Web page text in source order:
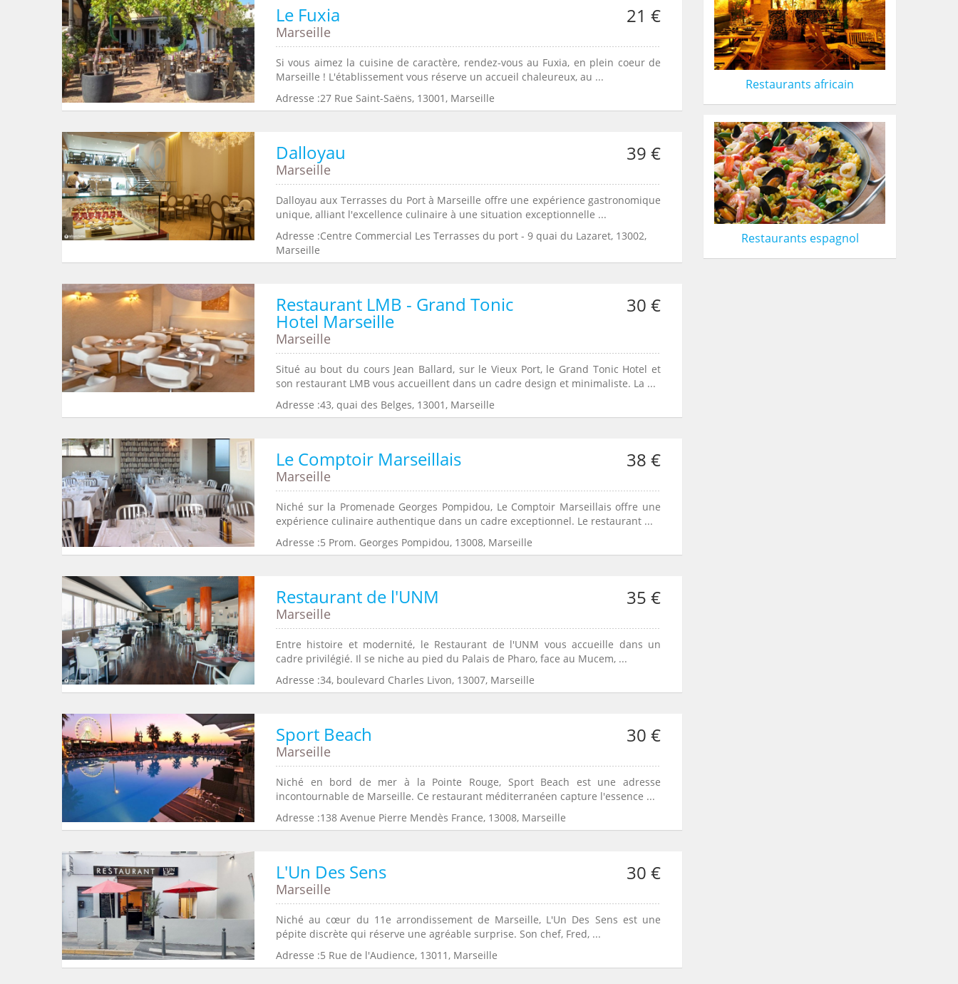
Le Fuxia 21 €
Marseille
Si vous aimez la cuisine de caractère, rendez-vous au Fuxia, en plein coeur de
Marseille ! L'établissement vous réserve un accueil chaleureux, au ...
Adresse :27 Rue Saint-Saëns, 13001, Marseille
Dalloyau 39 €
Marseille
Dalloyau aux Terrasses du Port à Marseille offre une expérience gastronomique
unique, alliant l'excellence culinaire à une situation exceptionnelle ...
Adresse :Centre Commercial Les Terrasses du port - 9 quai du Lazaret, 13002,
Marseille
Restaurant LMB - Grand Tonic
Hotel Marseille
30 €
Marseille
Situé au bout du cours Jean Ballard, sur le Vieux Port, le Grand Tonic Hotel et
son restaurant LMB vous accueillent dans un cadre design et minimaliste. La ...
Adresse :43, quai des Belges, 13001, Marseille
Le Comptoir Marseillais 38 €
Marseille
Niché sur la Promenade Georges Pompidou, Le Comptoir Marseillais offre une
expérience culinaire authentique dans un cadre exceptionnel. Le restaurant ...
Adresse :5 Prom. Georges Pompidou, 13008, Marseille
Restaurant de l'UNM 35 €
Marseille
Entre histoire et modernité, le Restaurant de l'UNM vous accueille dans un
cadre privilégié. Il se niche au pied du Palais de Pharo, face au Mucem, ...
Adresse :34, boulevard Charles Livon, 13007, Marseille
Sport Beach 30 €
Marseille
Niché en bord de mer à la Pointe Rouge, Sport Beach est une adresse
incontournable de Marseille. Ce restaurant méditerranéen capture l'essence ...
Adresse :138 Avenue Pierre Mendès France, 13008, Marseille
L'Un Des Sens 30 €
Marseille
Niché au cœur du 11e arrondissement de Marseille, L'Un Des Sens est une
pépite discrète qui réserve une agréable surprise. Son chef, Fred, ...
Adresse :5 Rue de l'Audience, 13011, Marseille
Restaurants africain
Restaurants espagnol